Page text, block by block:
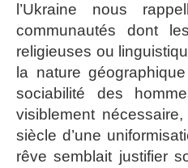
l’Ukraine nous
communautés dont
religieuses ou
la nature
sociabilité des
visiblement
siècle d’une
rêve semblait justifier